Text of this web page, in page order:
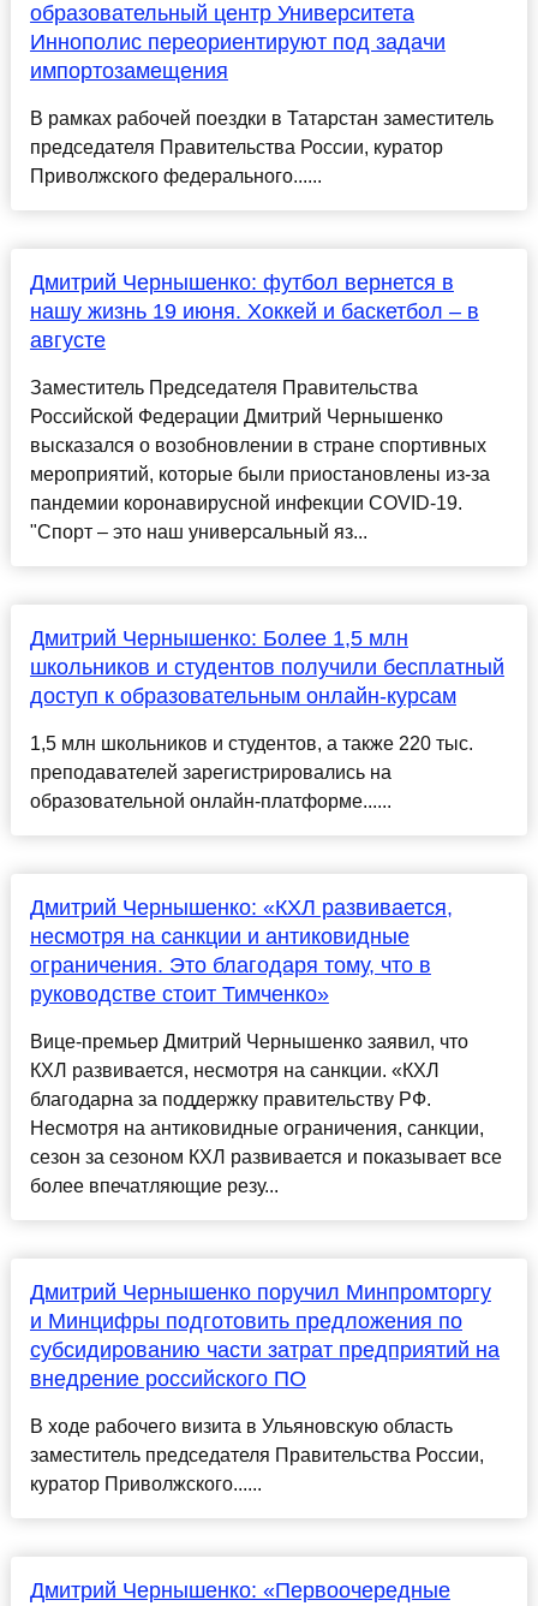
образовательный центр Университета
Иннополис переориентируют под задачи
импортозамещения
В рамках рабочей поездки в Татарстан заместитель
председателя Правительства России, куратор
Приволжского федерального......
Дмитрий Чернышенко: футбол вернется в
нашу жизнь 19 июня. Хоккей и баскетбол – в
августе
Заместитель Председателя Правительства
Российской Федерации Дмитрий Чернышенко
высказался о возобновлении в стране спортивных
мероприятий, которые были приостановлены из-за
пандемии коронавирусной инфекции COVID-19.
"Спорт – это наш универсальный яз...
Дмитрий Чернышенко: Более 1,5 млн
школьников и студентов получили бесплатный
доступ к образовательным онлайн-курсам
1,5 млн школьников и студентов, а также 220 тыс.
преподавателей зарегистрировались на
образовательной онлайн-платформе......
Дмитрий Чернышенко: «КХЛ развивается,
несмотря на санкции и антиковидные
ограничения. Это благодаря тому, что в
руководстве стоит Тимченко»
Вице-премьер Дмитрий Чернышенко заявил, что
КХЛ развивается, несмотря на санкции. «КХЛ
благодарна за поддержку правительству РФ.
Несмотря на антиковидные ограничения, санкции,
сезон за сезоном КХЛ развивается и показывает все
более впечатляющие резу...
Дмитрий Чернышенко поручил Минпромторгу
и Минцифры подготовить предложения по
субсидированию части затрат предприятий на
внедрение российского ПО
В ходе рабочего визита в Ульяновскую область
заместитель председателя Правительства России,
куратор Приволжского......
Дмитрий Чернышенко: «Первоочередные